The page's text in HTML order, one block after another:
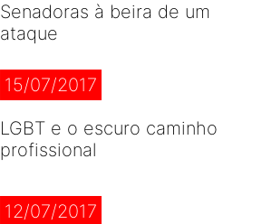
Senadoras à beira de um
ataque
15/07/2017
LGBT e o escuro caminho
profissional
12/07/2017